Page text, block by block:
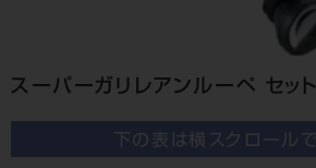
スーパーガリレアンルーペ セット
下の表は横スクロール